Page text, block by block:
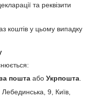
та реквізити
коштів у цьому випадку
пошта або Укрпошта
Лебединська, 9, Київ,